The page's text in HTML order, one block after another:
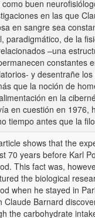
como buen
en las que
en sangre sea
paradigmático, de la
–una
constantes
y desentrañe
que la noción de
en la
en cuestión en 1976,
tiempo antes que la
shows that the
70 years before Karl
This fact was,
the biological
when he stayed in
Claude Barnard
the carbohydrate